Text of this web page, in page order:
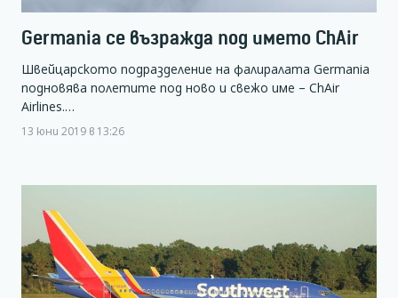
Germania се възражда под името ChAir
Швейцарското подразделение на фалиралата Germania
подновява полетите под ново и свежо име – ChAir
Airlines.…
13 юни 2019 в 13:26